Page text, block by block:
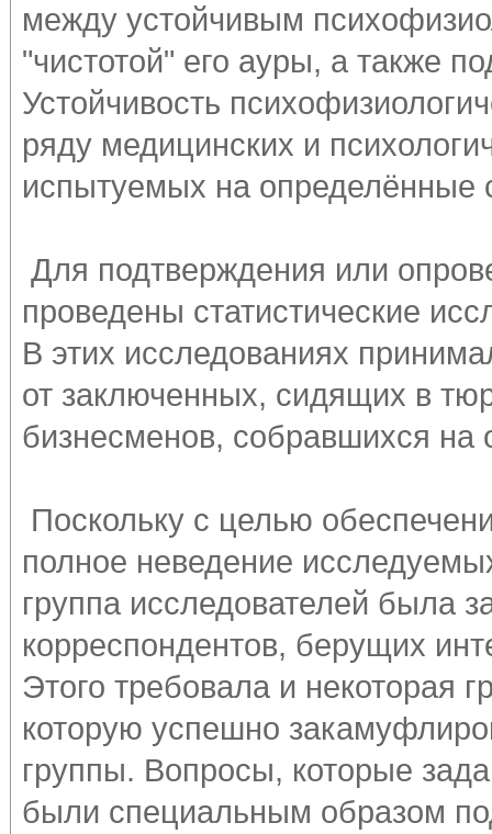
между устойчивым
"чистотой" его ауры, а также
Устойчивость
ряду медицинских и
испытуемых на определённые
Для подтверждения или
проведены статистические
В этих исследованиях
от заключенных, сидящих в
бизнесменов, собравшихся на
Поскольку с целью
полное неведение
группа исследователей была
корреспондентов, берущих
Этого требовала и некоторая
которую успешно
группы. Вопросы, которые
были специальным образом